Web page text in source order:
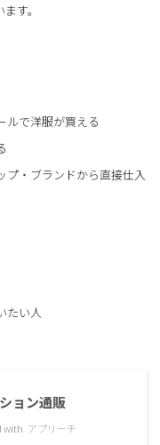
す。
ルで洋服が買える
プ・ブランドから直接仕入
たい人
ョン通販
with アプリーチ